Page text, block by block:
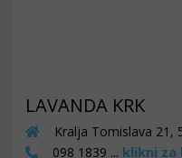
LAVANDA KRK
Kralja Tomislava
098 1839 ... klikni za